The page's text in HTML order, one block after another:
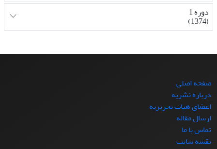
دوره 1
(1374)
صفحه اصلی
درباره نشریه
اعضای هیات تحریریه
ارسال مقاله
تماس با ما
نقشه سایت